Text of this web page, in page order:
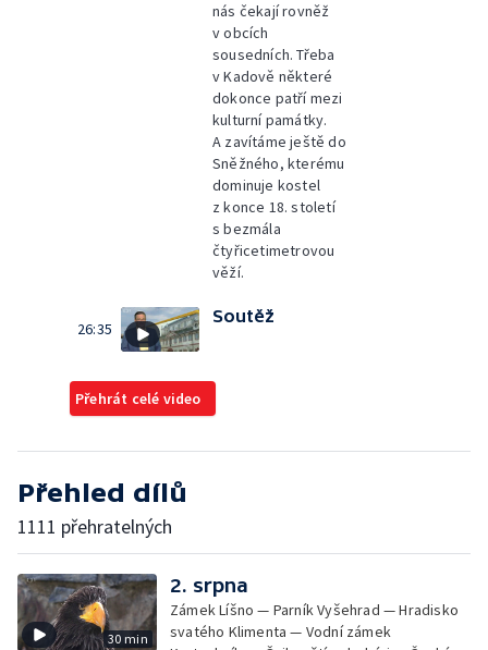
nás čekají rovněž
v obcích
sousedních. Třeba
v Kadově některé
dokonce patří mezi
kulturní památky.
A zavítáme ještě do
Sněžného, kterému
dominuje kostel
z konce 18. století
s bezmála
čtyřicetimetrovou
věží.
26:35
Soutěž
Přehrát celé video
Přehled dílů
1111 přehratelných
30 min
2. srpna
Zámek Líšno — Parník Vyšehrad — Hradisko
svatého Klimenta — Vodní zámek